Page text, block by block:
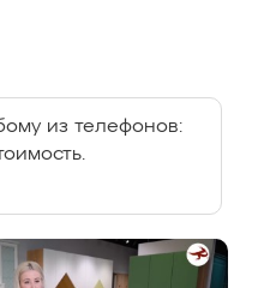
из телефонов: